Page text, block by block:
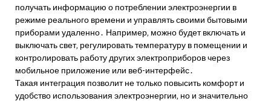
получать информацию о потреблении электроэнергии в
режиме реального времени и управлять своими бытовыми
приборами удаленно․ Например‚ можно будет включать и
выключать свет‚ регулировать температуру в помещении и
контролировать работу других электроприборов через
мобильное приложение или веб-интерфейс․
Такая интеграция позволит не только повысить комфорт и
удобство использования электроэнергии‚ но и значительно